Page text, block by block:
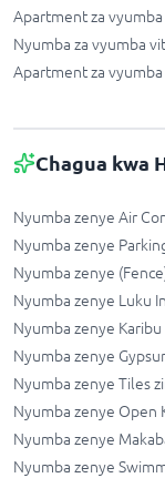
Apartment za
Nyumba za vyumba
Apartment za
Chagua kwa
Nyumba zenye Air
Nyumba zenye
Nyumba zenye
Nyumba zenye Luku
Nyumba zenye
Nyumba zenye
Nyumba zenye Tiles
Nyumba zenye Open
Nyumba zenye
Nyumba zenye